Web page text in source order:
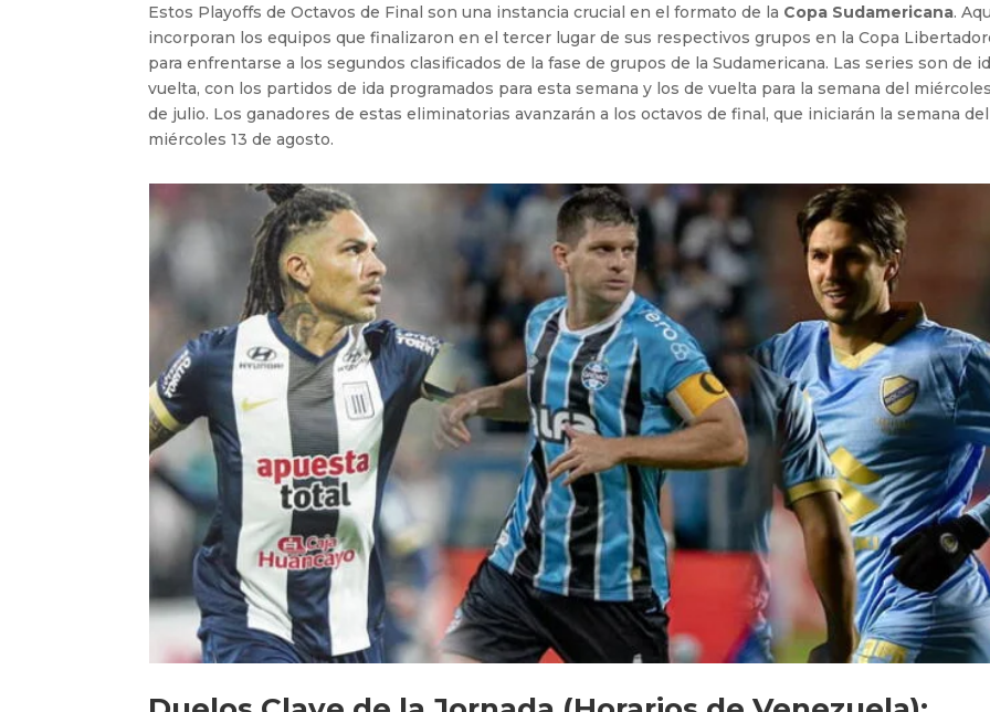
Estos Playoffs de Octavos de Final son una instancia crucial en el formato de la Copa Sudamericana.
incorporan los equipos que finalizaron en el tercer lugar de sus respectivos grupos en la Copa
para enfrentarse a los segundos clasificados de la fase de grupos de la Sudamericana. Las series son de
vuelta, con los partidos de ida programados para esta semana y los de vuelta para la semana del
de julio. Los ganadores de estas eliminatorias avanzarán a los octavos de final, que iniciarán la semana del
miércoles 13 de agosto.